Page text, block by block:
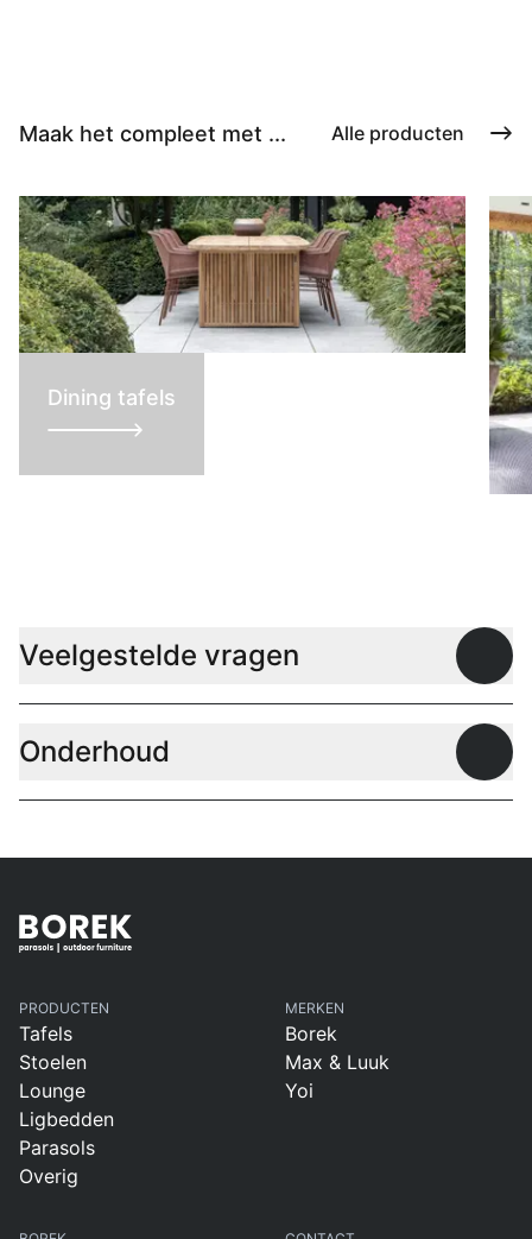
Maak het compleet met ... Alle producten
Dining tafels
Veelgestelde vragen
Onderhoud
PRODUCTEN
Tafels
Stoelen
Lounge
Ligbedden
Parasols
Overig
MERKEN
Borek
Max & Luuk
Yoi